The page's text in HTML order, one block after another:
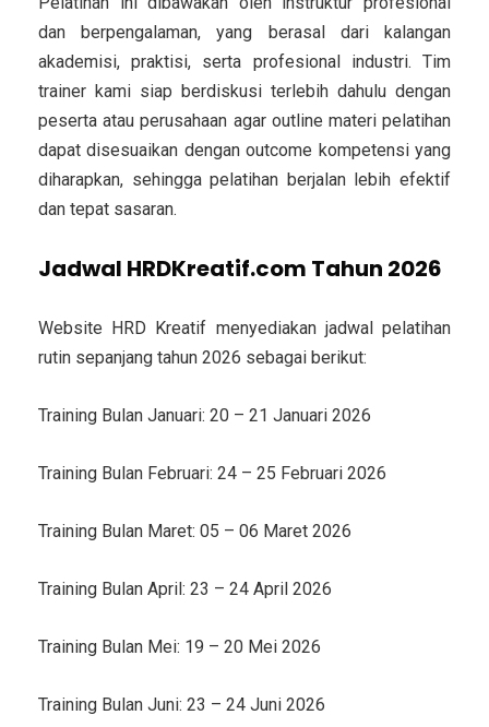
dan berpengalaman, yang berasal dari kalangan
akademisi, praktisi, serta profesional industri. Tim
trainer kami siap berdiskusi terlebih dahulu dengan
peserta atau perusahaan agar outline materi pelatihan
dapat disesuaikan dengan outcome kompetensi yang
diharapkan, sehingga pelatihan berjalan lebih efektif
dan tepat sasaran.
Jadwal HRDKreatif.com Tahun 2026
Website HRD Kreatif menyediakan jadwal pelatihan
rutin sepanjang tahun 2026 sebagai berikut:
Training Bulan Januari: 20 – 21 Januari 2026
Training Bulan Februari: 24 – 25 Februari 2026
Training Bulan Maret: 05 – 06 Maret 2026
Training Bulan April: 23 – 24 April 2026
Training Bulan Mei: 19 – 20 Mei 2026
Training Bulan Juni: 23 – 24 Juni 2026